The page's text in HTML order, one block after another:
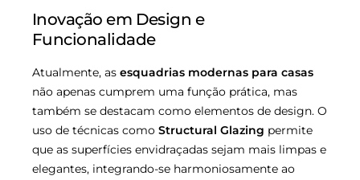
Inovação em Design e
Funcionalidade
Atualmente, as esquadrias modernas para casas
não apenas cumprem uma função prática, mas
também se destacam como elementos de design. O
uso de técnicas como Structural Glazing permite
que as superfícies envidraçadas sejam mais limpas e
elegantes, integrando-se harmoniosamente ao